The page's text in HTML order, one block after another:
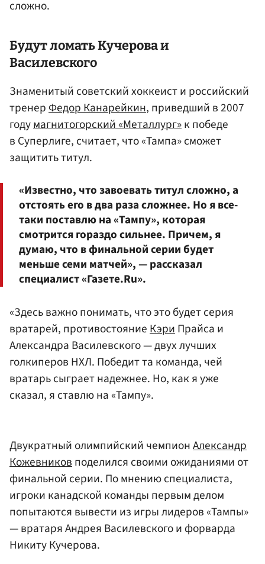
сложно.
Будут ломать Кучерова и
Василевского
Знаменитый советский хоккеист и российский
тренерФедор Канарейкин, приведший в 2007
годумагнитогорский «Металлург»к победе
в Суперлиге, считает, что «Тампа» сможет
защитить титул.
«Известно, что завоевать титул сложно, а
отстоять его в два раза сложнее. Но я все-
таки поставлю на «Тампу», которая
смотрится гораздо сильнее. Причем, я
думаю, что в финальной серии будет
меньше семи матчей», — рассказал
специалист «Газете.Ru».
«Здесь важно понимать, что это будет серия
вратарей, противостояние Кэри Прайса и
Александра Василевского — двух лучших
голкиперов НХЛ. Победит та команда, чей
вратарь сыграет надежнее. Но, как я уже
сказал, я ставлю на «Тампу».
Двукратный олимпийский чемпионАлександр
Кожевниковподелился своими ожиданиями от
финальной серии. По мнению специалиста,
игроки канадской команды первым делом
попытаются вывести из игры лидеров «Тампы»
— вратаря Андрея Василевского и форварда
Никиту Кучерова.